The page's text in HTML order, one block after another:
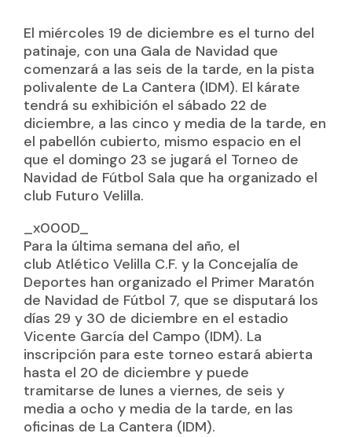
El miércoles 19 de diciembre es el turno del
patinaje, con una Gala de Navidad que
comenzará a las seis de la tarde, en la pista
polivalente de La Cantera (IDM). El kárate
tendrá su exhibición el sábado 22 de
diciembre, a las cinco y media de la tarde, en
el pabellón cubierto, mismo espacio en el
que el domingo 23 se jugará el Torneo de
Navidad de Fútbol Sala que ha organizado el
club Futuro Velilla.
_x000D_
Para la última semana del año, el
club Atlético Velilla C.F. y la Concejalía de
Deportes han organizado el Primer Maratón
de Navidad de Fútbol 7, que se disputará los
días 29 y 30 de diciembre en el estadio
Vicente García del Campo (IDM). La
inscripción para este torneo estará abierta
hasta el 20 de diciembre y puede
tramitarse de lunes a viernes, de seis y
media a ocho y media de la tarde, en las
oficinas de La Cantera (IDM).